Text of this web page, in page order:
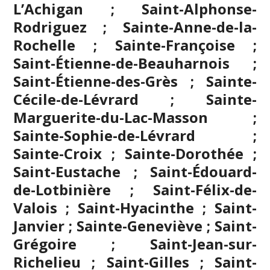
L’Achigan ; Saint-Alphonse-
Rodriguez ; Sainte-Anne-de-la-
Rochelle ; Sainte-Françoise ;
Saint-Étienne-de-Beauharnois ;
Saint-Étienne-des-Grès ; Sainte-
Cécile-de-Lévrard ; Sainte-
Marguerite-du-Lac-Masson ;
Sainte-Sophie-de-Lévrard ;
Sainte-Croix ; Sainte-Dorothée ;
Saint-Eustache ; Saint-Édouard-
de-Lotbinière ; Saint-Félix-de-
Valois ; Saint-Hyacinthe ; Saint-
Janvier ; Sainte-Geneviève ; Saint-
Grégoire ; Saint-Jean-sur-
Richelieu ; Saint-Gilles ; Saint-